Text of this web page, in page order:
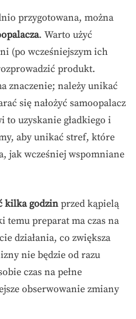
przygotowana, można
. Warto użyć
(po wcześniejszym ich
produkt.
znaczenie; należy unikać
się nałożyć samoopalacz
to uzyskanie gładkiego i
aby unikać stref, które
jak wcześniej wspomniane
kilka godzinprzed kąpielą
temu preparat ma czas na
działania, co zwiększa
nie będzie od razu
czas na pełne
obserwowanie zmiany